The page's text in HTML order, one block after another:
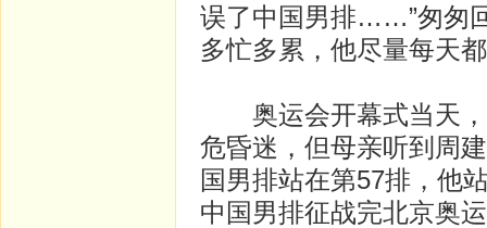
误了中国男排……”匆匆
多忙多累，他尽量每天
奥运会开幕式当天，
危昏迷，但母亲听到周
国男排站在第57排，他
中国男排征战完北京奥